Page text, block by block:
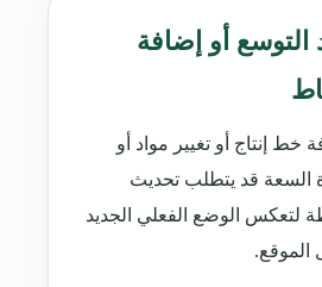
التوسع أو إضافة
خط إنتاج أو تغيير مواد أو
السعة قد يتطلب تحديث
لتعكس الوضع الفعلي الجديد
الموقع.